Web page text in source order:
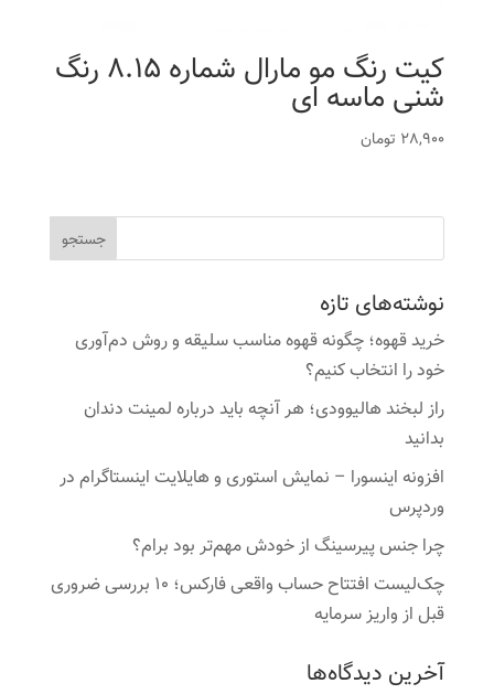
کیت رنگ مو مارال شماره 8.15 رنگ
شنی ماسه ای
28,900 تومان
نوشته‌های تازه
خرید قهوه؛ چگونه قهوه مناسب سلیقه و روش دم‌آوری
خود را انتخاب کنیم؟
راز لبخند هالیوودی؛ هر آنچه باید درباره لمینت دندان
بدانید
افزونه اینسورا – نمایش استوری و هایلایت اینستاگرام در
وردپرس
چرا جنس پیرسینگ از خودش مهم‌تر بود برام؟
چک‌لیست افتتاح حساب واقعی فارکس؛ ۱۰ بررسی ضروری
قبل از واریز سرمایه
آخرین دیدگاه‌ها